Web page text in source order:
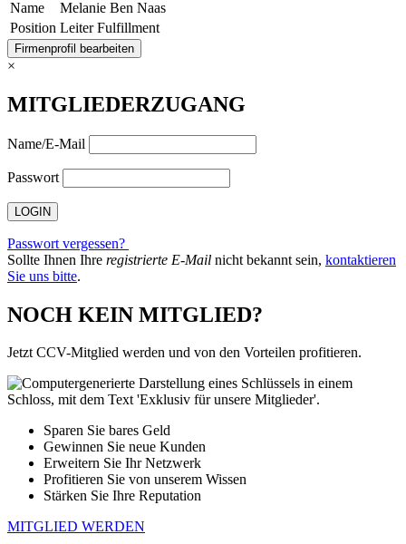
Name
Melanie Ben Naas
Position Leiter Fulfillment
Firmenprofil bearbeiten
×
MITGLIEDERZUGANG
Name/E-Mail
Passwort
Passwort vergessen?
Sollte Ihnen Ihre registrierte E-Mail nicht bekannt sein, kontaktieren
Sie uns bitte.
NOCH KEIN MITGLIED?
Jetzt CCV-Mitglied werden und von den Vorteilen profitieren.
Sparen Sie bares Geld
Gewinnen Sie neue Kunden
Erweitern Sie Ihr Netzwerk
Profitieren Sie von unserem Wissen
Stärken Sie Ihre Reputation
MITGLIED WERDEN